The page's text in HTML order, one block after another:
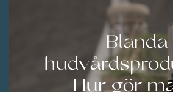
Blanda
Hur gör